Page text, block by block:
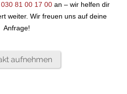
030 81 00 17 00 an – wir helfen dir
weiter. Wir freuen uns auf deine
Anfrage!
aufnehmen